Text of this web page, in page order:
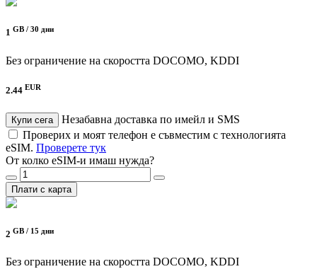
1 GB / 30 дни
Без ограничение на скоростта DOCOMO, KDDI
2.44 EUR
Купи сега
Незабавна доставка по имейл и SMS
Проверих и моят телефон е съвместим с технологията
eSIM. Проверете тук
От колко eSIM-и имаш нужда?
Плати с карта
2 GB / 15 дни
Без ограничение на скоростта DOCOMO, KDDI